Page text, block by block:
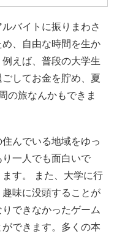
バイトに振りまわさ
、自由な時間を生か
えば、普段の大学生
してお金を貯め、夏
の旅なんかもできま
んでいる地域をゆっ
一人でも面白いで
す。 また、大学に行
味に没頭することが
できなかったゲーム
できます。多くの本